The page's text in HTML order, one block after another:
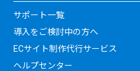
サポート一覧
導入をご検討中の方へ
ECサイト制作代行サービス
ヘルプセンター